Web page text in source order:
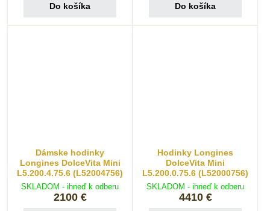
Do košíka Do košíka
Dámske hodinky
Longines DolceVita Mini
L5.200.4.75.6 (L52004756)
SKLADOM - ihneď k odberu
2100 €
Hodinky Longines
DolceVita Mini
L5.200.0.75.6 (L52000756)
SKLADOM - ihneď k odberu
4410 €